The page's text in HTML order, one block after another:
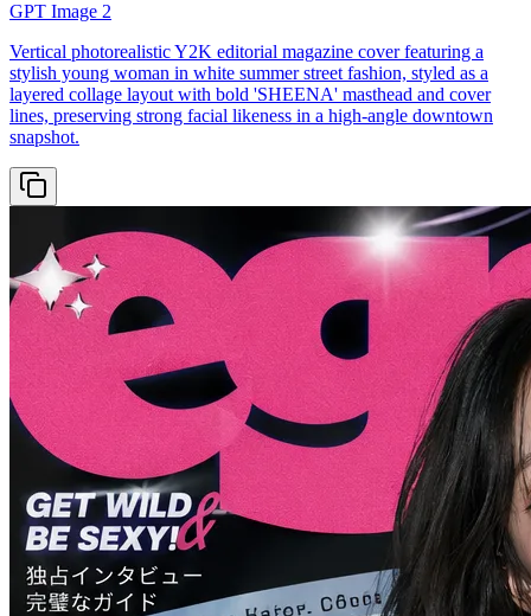
GPT Image 2
Vertical photorealistic Y2K editorial magazine cover featuring a
stylish young woman in white summer street fashion, styled as a
layered collage layout with bold 'SHEENA' masthead and cover
lines, preserving strong facial likeness in a high-angle downtown
snapshot.